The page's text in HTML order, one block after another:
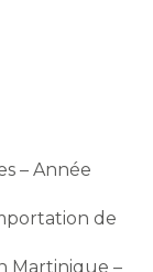
– Année
de
Martinique –